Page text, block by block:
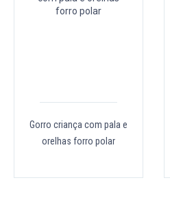
Gorro criança com pala e
orelhas forro polar